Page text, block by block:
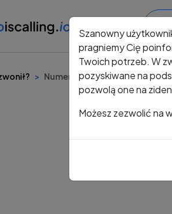
Numer +48 530 338 559
Szanowny
pragniemy Cię
Twoich potrzeb. W
pozyskiwane na
pozwolą one na
Możesz zezwolić na